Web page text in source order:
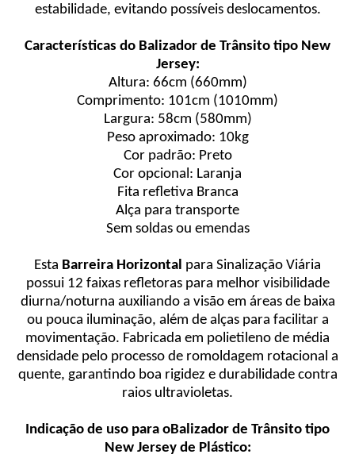
estabilidade, evitando possíveis deslocamentos.
Características do Balizador de Trânsito tipo New
Jersey:
Altura: 66cm (660mm)
Comprimento: 101cm (1010mm)
Largura: 58cm (580mm)
Peso aproximado: 10kg
Cor padrão: Preto
Cor opcional: Laranja
Fita refletiva Branca
Alça para transporte
Sem soldas ou emendas
Esta Barreira Horizontal para Sinalização Viária
possui 12 faixas refletoras para melhor visibilidade
diurna/noturna auxiliando a visão em áreas de baixa
ou pouca iluminação, além de alças para facilitar a
movimentação. Fabricada em polietileno de média
densidade pelo processo de romoldagem rotacional a
quente, garantindo boa rigidez e durabilidade contra
raios ultravioletas.
Indicação de uso para oBalizador de Trânsito tipo
New Jersey de Plástico: